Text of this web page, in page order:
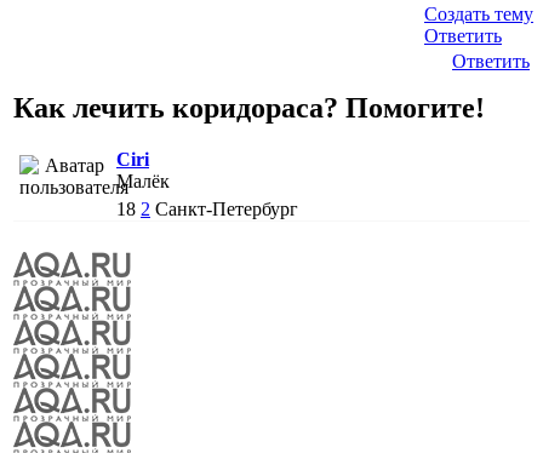
Создать тему
Ответить
Ответить
Как лечить коридораса? Помогите!
Ciri
Малёк
18 2 Санкт-Петербург